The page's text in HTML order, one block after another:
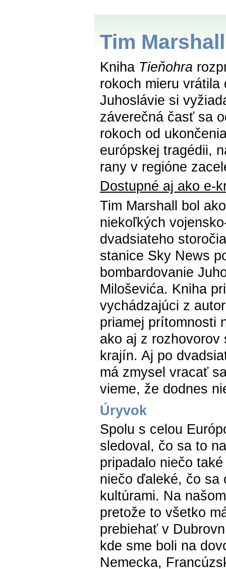
Tim
Kniha Tieňohra
rokoch mieru
Juhoslávie si
záverečná časť sa
rokoch od
európskej tragédii,
rany v regióne
Dostupné aj ako e-
Tim Marshall bol
niekoľkých
dvadsiateho
stanice Sky News
bombardovanie
Miloševića. Kniha
vychádzajúci z
priamej prítomnosti
ako aj z
krajín. Aj po
má zmysel vracať
vieme, že dodnes
Úryvok
Spolu s celou
sledoval, čo sa to
pripadalo niečo
niečo ďaleké, čo sa
kultúrami. Na
pretože to všetko
prebiehať v
kde sme boli na
Nemecka,